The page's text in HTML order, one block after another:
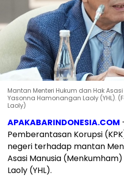
Mantan Menteri Hukum dan Hak
Yasonna Hamonangan Laoly (YHL).
Laoly)
APAKABARINDONESIA.COM
Pemberantasan Korupsi
negeri terhadap mantan
Asasi Manusia
Laoly (YHL).